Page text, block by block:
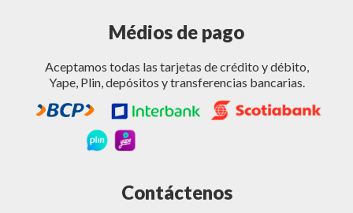
Médios de pago
Aceptamos todas las tarjetas de crédito y débito,
Yape, Plin, depósitos y transferencias bancarias.
Contáctenos